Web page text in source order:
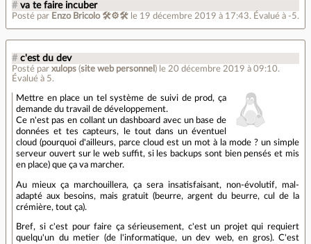
# va te faire incuber
Posté par Enzo Bricolo 🛠⚙🛠 le 19 décembre 2019 à 17:43. Évalué à -5.
# c'est du dev
Posté par xulops (site web personnel ) le 20 décembre 2019 à 09:10.
Évalué à 5.
Mettre en place un tel système de suivi de prod, ça
demande du travail de développement.
Ce n'est pas en collant un dashboard avec un base de
données et tes capteurs, le tout dans un éventuel
cloud (pourquoi d'ailleurs, parce cloud est un mot à la mode ? un simple
serveur ouvert sur le web suffit, si les backups sont bien pensés et mis
en place) que ça va marcher.
Au mieux ça marchouillera, ça sera insatisfaisant, non-évolutif, mal-
adapté aux besoins, mais gratuit (beurre, argent du beurre, cul de la
crémière, tout ça).
Bref, si c'est pour faire ça sérieusement, c'est un projet qui requiert
quelqu'un du metier (de l'informatique, un dev web, en gros). C'est